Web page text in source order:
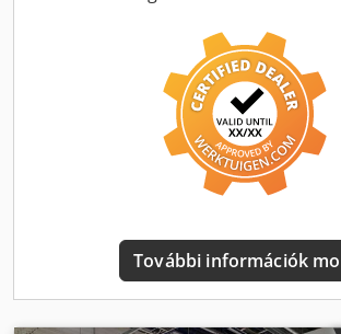
fokozatmentesen szabályozható, max. 18
Aezf N Dtsnpjr - 2 szalagtisztító kocsi -
henger tisztítórendszerrel - Szalagtisztítás
haladási irányban - Lakk visszanyeréssel -
PLC vezérlés érintőképernyővel - Beépített
Befúvószűrő mennyezet - Hossz: ~ 6.680
4.455 mm - Teljes csatlakozási teljesítmény
Hz: 400 / 50 - Helyszín: nincs raktáron -
További információk